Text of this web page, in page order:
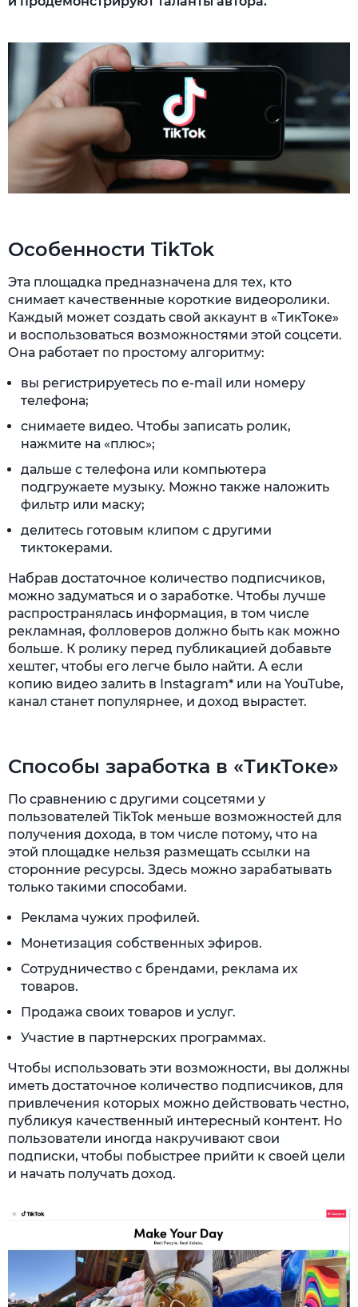
Особенности TikTok
Эта площадка предназначена для тех, кто
снимает качественные короткие видеоролики.
Каждый может создать свой аккаунт в «ТикТоке»
и воспользоваться возможностями этой соцсети.
Она работает по простому алгоритму:
вы регистрируетесь по e-mail или номеру
телефона;
снимаете видео. Чтобы записать ролик,
нажмите на «плюс»;
дальше с телефона или компьютера
подгружаете музыку. Можно также наложить
фильтр или маску;
делитесь готовым клипом с другими
тиктокерами.
Набрав достаточное количество подписчиков,
можно задуматься и о заработке. Чтобы лучше
распространялась информация, в том числе
рекламная, фолловеров должно быть как можно
больше. К ролику перед публикацией добавьте
хештег, чтобы его легче было найти. А если
копию видео залить в Instagram* или на YouTube,
канал станет популярнее, и доход вырастет.
Способы заработка в «ТикТоке»
По сравнению с другими соцсетями у
пользователей TikTok меньше возможностей для
получения дохода, в том числе потому, что на
этой площадке нельзя размещать ссылки на
сторонние ресурсы. Здесь можно зарабатывать
только такими способами.
Реклама чужих профилей.
Монетизация собственных эфиров.
Сотрудничество с брендами, реклама их
товаров.
Продажа своих товаров и услуг.
Участие в партнерских программах.
Чтобы использовать эти возможности, вы должны
иметь достаточное количество подписчиков, для
привлечения которых можно действовать честно,
публикуя качественный интересный контент. Но
пользователи иногда накручивают свои
подписки, чтобы побыстрее прийти к своей цели
и начать получать доход.